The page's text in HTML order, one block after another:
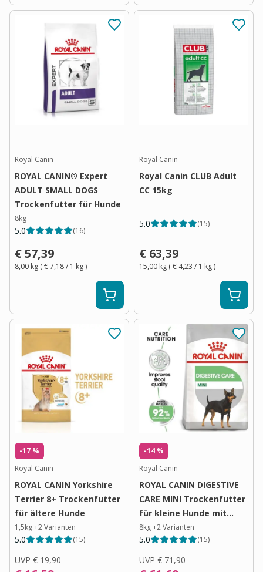
Royal Canin
ROYAL CANIN® Expert
ADULT SMALL DOGS
Trockenfutter für Hunde
8kg
5.0 (16)
€ 57,39
8,00 kg (€ 7,18/ 1 kg)
Royal Canin
Royal Canin CLUB Adult
CC 15kg
5.0 (15)
€ 63,39
15,00 kg (€ 4,23 / 1 kg)
-17 %
Royal Canin
ROYAL CANIN Yorkshire
Terrier 8+ Trockenfutter
für ältere Hunde
1,5kg+2Varianten
5.0 (15)
UVP € 19,90
-14 %
Royal Canin
ROYAL CANIN DIGESTIVE
CARE MINI Trockenfutter
für kleine Hunde mit
empfindlicher Verdauung
8kg+2Varianten
5.0 (15)
UVP € 71,90